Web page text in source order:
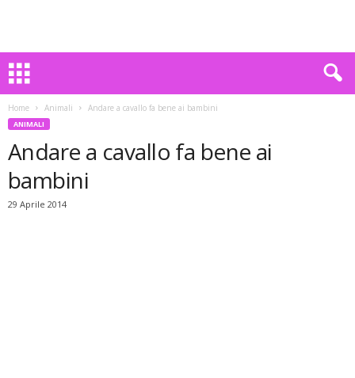
Home Animali Andare a cavallo fa bene ai bambini
ANIMALI
Andare a cavallo fa bene ai
bambini
29 Aprile 2014